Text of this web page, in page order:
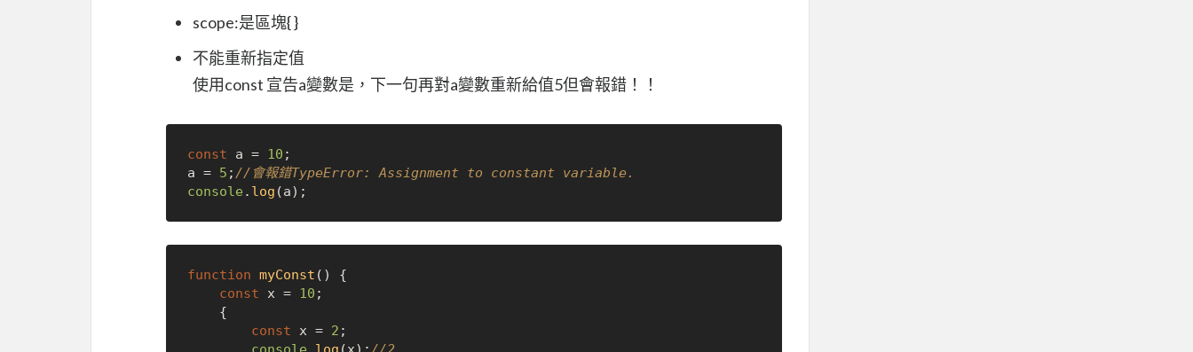
scope:是區塊{ }
不能重新指定值
使用const 宣告a變數是，下一句再對a變數重新給值5但會報錯！！
const a = 10 ;
a = 5 ; //會報錯TypeError: Assignment to constant variable.
console . log
function myConst ( ) {
const x = 10 ;
const x = 2 ;